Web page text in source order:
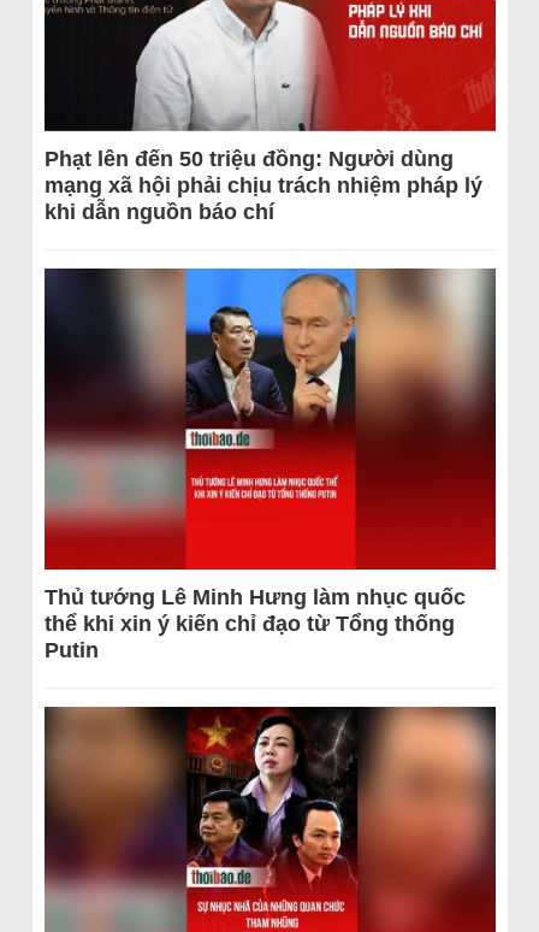
Phạt lên đến 50 triệu đồng: Người dùng
mạng xã hội phải chịu trách nhiệm pháp lý
khi dẫn nguồn báo chí
Thủ tướng Lê Minh Hưng làm nhục quốc
thể khi xin ý kiến chỉ đạo từ Tổng thống
Putin